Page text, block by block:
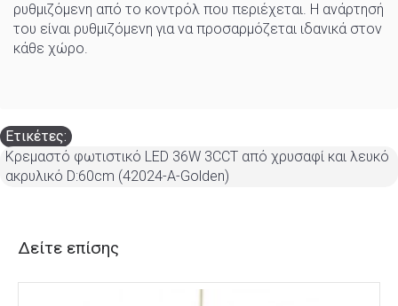
ρυθμιζόμενη από το κοντρόλ που περιέχεται. Η ανάρτησή
του είναι ρυθμιζόμενη για να προσαρμόζεται ιδανικά στον
κάθε χώρο.
Ετικέτες:
Κρεμαστό φωτιστικό LED 36W 3CCT από χρυσαφί και λευκό
ακρυλικό D:60cm (42024-A-Golden)
Δείτε επίσης